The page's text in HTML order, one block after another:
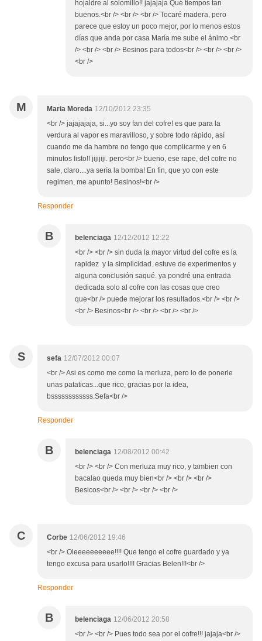
hojaldre al solomillo!! jajajaja Qué tiempos tan
buenos.<br /> <br /> <br /> Tocaré madera, pero
parece que estoy un poco mejor, por lo menos estos
días que anda por casa María me sube el ánimo.<br
/> <br /> <br /> Besinos para todos<br /> <br /> <br />
<br />
M Maria Moreda 12/10/2012 23:35
<br /> jajajajaja, si...yo soy fan del cofre! es que para la
verdura al vapor es maravilloso, y sobre todo rápido, así
cuando me da hambre no tengo que complicarme y en 6
minutos listo!! jijijiji. pero<br /> bueno, ese rape, del cofre no
sale, claro....ya sería la bomba! En fin, que yo con este
regimen, me apunto! Besinos!<br />
Responder
B belenciaga 12/12/2012 12:22
<br /> <br /> sin duda la mayor virtud del cofre es la
rapidez y la simplicidad. estuve de experimentos y
alguna conclusión saqué. ya pondré una entrada
dedicada solo al cofre con las cosas que creo
que<br /> puede mejorar los resultados.<br /> <br />
<br /> Besinos<br /> <br /> <br /> <br />
S sefa 12/07/2012 00:07
<br /> Asi es como me como la merluza, pero lo de ponerle
unas pataticas...que rico, gracias por la idea,
bssssssssssss.Sefa<br />
Responder
B belenciaga 12/08/2012 00:42
<br /> <br /> Con merluza muy rico, y tambien con
bacalao queda muy bien<br /> <br /> <br />
Besicos<br /> <br /> <br /> <br />
C Corbe 12/06/2012 19:46
<br /> Oleeeeeeeeee!!!! Que tengo el cofre guardado y ya
tengo excusa para usarlo!!!! Gracias Belen!!!<br />
Responder
B belenciaga 12/06/2012 20:58
<br /> <br /> Pues todo sea por el cofre!!! jajaja<br />